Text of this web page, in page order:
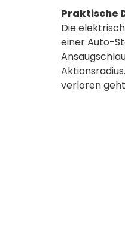
Praktische
Die
einer Auto-
verloren